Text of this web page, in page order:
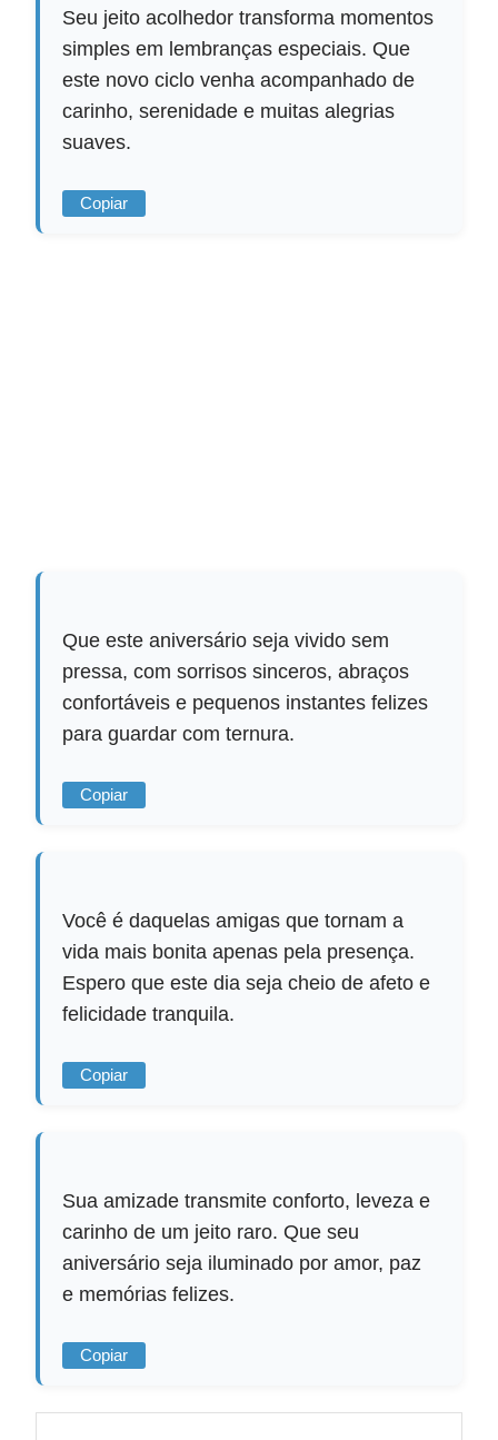
Seu jeito acolhedor transforma momentos
simples em lembranças especiais. Que
este novo ciclo venha acompanhado de
carinho, serenidade e muitas alegrias
suaves.
Copiar
Que este aniversário seja vivido sem
pressa, com sorrisos sinceros, abraços
confortáveis e pequenos instantes felizes
para guardar com ternura.
Copiar
Você é daquelas amigas que tornam a
vida mais bonita apenas pela presença.
Espero que este dia seja cheio de afeto e
felicidade tranquila.
Copiar
Sua amizade transmite conforto, leveza e
carinho de um jeito raro. Que seu
aniversário seja iluminado por amor, paz
e memórias felizes.
Copiar